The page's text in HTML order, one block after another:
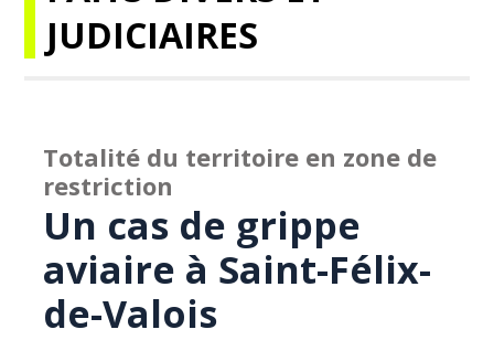
JUDICIAIRES
Totalité du territoire en zone de
restriction
Un cas de grippe
aviaire à Saint-Félix-
de-Valois